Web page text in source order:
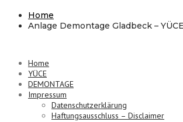
Home
Anlage Demontage Gladbeck – YÜCE
Home
YÜCE
DEMONTAGE
Impressum
Datenschutzerklärung
Haftungsausschluss – Disclaimer